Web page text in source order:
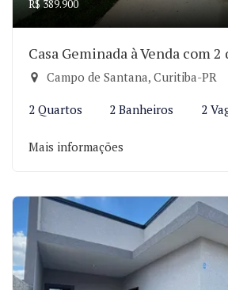
R$ 389.900
Casa Geminada à Venda com
Campo de Santana, Curitiba-PR
2 Quartos 2 Banheiros 2
Mais informações